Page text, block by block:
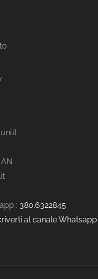
: 380.6322845
al canale Whatsapp